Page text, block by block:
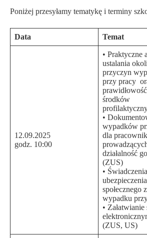
Poniżej przesyłamy tematykę i terminy
Data Temat
12.09.2025
godz. 10:00
• Praktyczne
ustalania
przyczyn
przy pracy
środków
•
wypadków
dla
działalność
(ZUS)
•
ubezpieczenia
społecznego
wypadku
•
(ZUS, US)